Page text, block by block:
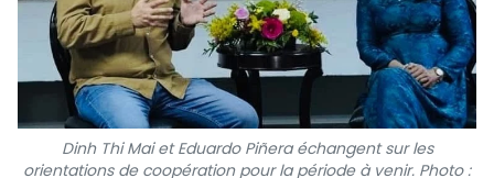
Dinh Thi Mai et Eduardo Piñera échangent sur les
orientations de coopération pour la période à venir. Photo :